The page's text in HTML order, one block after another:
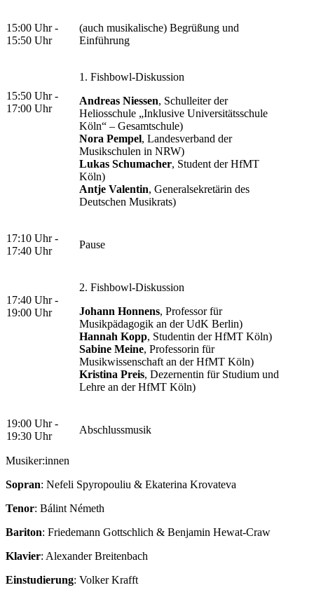
15:00 Uhr -
15:50 Uhr
(auch musikalische) Begrüßung und
Einführung
15:50 Uhr -
17:00 Uhr
1. Fishbowl-Diskussion
Andreas Niessen, Schulleiter der
Heliosschule „Inklusive Universitätsschule
Köln“ – Gesamtschule)
Nora Pempel, Landesverband der
Musikschulen in NRW)
Lukas Schumacher, Student der HfMT
Köln)
Antje Valentin, Generalsekretärin des
Deutschen Musikrats)
17:10 Uhr -
17:40 Uhr
Pause
17:40 Uhr -
19:00 Uhr
2. Fishbowl-Diskussion
Johann Honnens, Professor für
Musikpädagogik an der UdK Berlin)
Hannah Kopp, Studentin der HfMT Köln)
Sabine Meine, Professorin für
Musikwissenschaft an der HfMT Köln)
Kristina Preis, Dezernentin für Studium und
Lehre an der HfMT Köln)
19:00 Uhr -
19:30 Uhr
Abschlussmusik
Musiker:innen
Sopran: Nefeli Spyropouliu & Ekaterina Krovateva
Tenor: Bálint Németh
Bariton: Friedemann Gottschlich & Benjamin Hewat-Craw
Klavier: Alexander Breitenbach
Einstudierung: Volker Krafft